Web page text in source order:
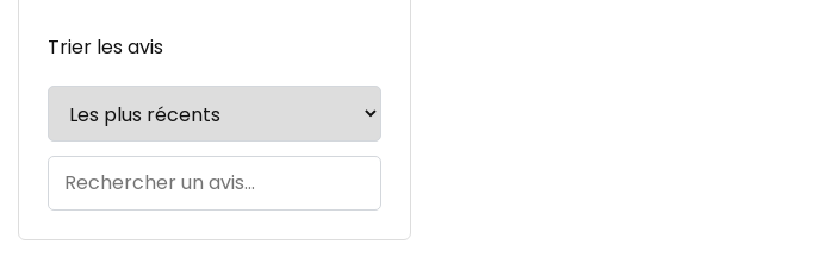
Trier les avis